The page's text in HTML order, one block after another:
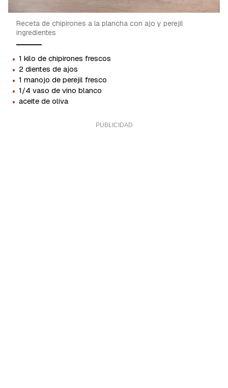
Receta de chipirones a la plancha con ajo y perejil
ingredientes
· 1 kilo de chipirones frescos
· 2 dientes de ajos
· 1 manojo de perejil fresco
· 1/4 vaso de vino blanco
· aceite de oliva